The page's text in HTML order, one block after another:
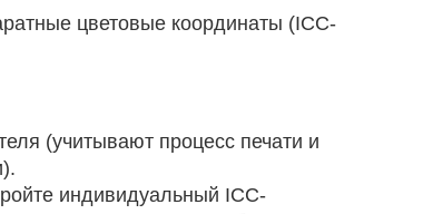
цветовые координаты (ICC-
(учитывают процесс печати и
индивидуальный ICC-